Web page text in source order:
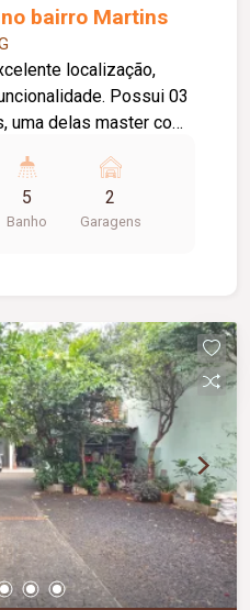
bairro Martins
localização,
Possui 03
uma delas master com
de jantar, cozinha
a pia, copa com
com banheiro.
5
Banho
2
Garagens